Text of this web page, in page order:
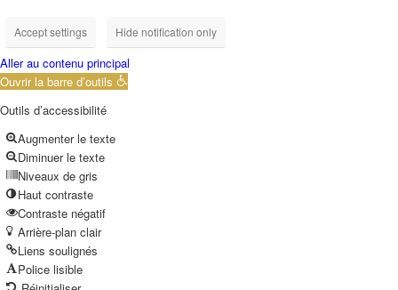
Accept settings Hide notification only
Aller au contenu principal
Ouvrir la barre d’outils
Outils d’accessibilité
Augmenter le texte
Diminuer le texte
Niveaux de gris
Haut contraste
Contraste négatif
Arrière-plan clair
Liens soulignés
Police lisible